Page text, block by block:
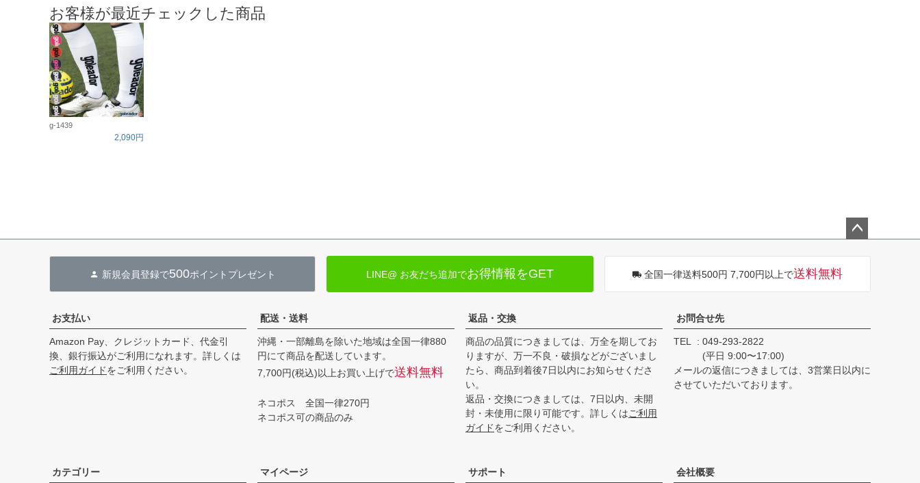
お客様が最近チェックした商品
g-1439
2,090円
へ
新規会員登録で500ポイントプレゼント LINE@ お友だち追加でお得情報をGET 全国一律送料500円 7,700円以上で送料無料
お支払い
Amazon Pay、クレジットカード、代金引
換、銀行振込がご利用になれます。詳しくは
ご利用ガイドをご利用ください。
配送・送料
沖縄・一部離島を除いた地域は全国一律880
円にて商品を配送しています。
7,700円(税込)以上お買い上げで送料無料
ネコポス 全国一律270円
ネコポス可の商品のみ
返品・交換
商品の品質につきましては、万全を期してお
りますが、万一不良・破損などがございまし
たら、商品到着後7日以内にお知らせくださ
い。
返品・交換につきましては、7日以内、未開
封・未使用に限り可能です。詳しくはご利用
ガイドをご利用ください。
お問合せ先
TEL
049-293-2822
(平日 9:00〜17:00)
メールの返信につきましては、3営業日以内に
させていただいております。
カテゴリー マイページ サポート 会社概要